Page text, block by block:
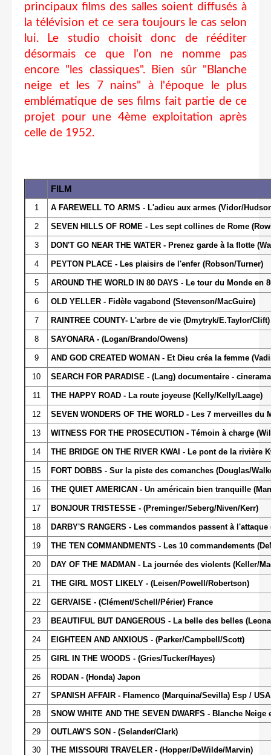
principaux films des salles soient diffusés à
la télévision et ce sera toujours le cas selon
lui. Le studio choisit donc de rééditer
désormais ce que l'on ne nomme pas
encore "les classiques". Bien sûr "Blanche
neige et les 7 nains" à l'époque le plus
emblématique de ses films fait partie de ce
projet pour une 4ème exploitation après
celle de 1952.
FILM
1 A FAREWELL TO ARMS - L'adieu aux armes (Vidor/
2 SEVEN HILLS OF ROME - Les sept collines de Rome
3 DON'T GO NEAR THE WATER - Prenez garde à la flotte
4 PEYTON PLACE - Les plaisirs de l'enfer (Robson/Turner)
5 AROUND THE WORLD IN 80 DAYS - Le tour du Monde en
6 OLD YELLER - Fidèle vagabond (Stevenson/MacGuire)
7 RAINTREE COUNTY- L'arbre de vie (Dmytryk/E.Taylor/Clift)
8 SAYONARA - (Logan/Brando/Owens)
9 AND GOD CREATED WOMAN - Et Dieu créa la femme
10 SEARCH FOR PARADISE - (Lang) documentaire - cinerama
11 THE HAPPY ROAD - La route joyeuse (Kelly/Kelly/Laage)
12 SEVEN WONDERS OF THE WORLD - Les 7 merveilles du
13 WITNESS FOR THE PROSECUTION - Témoin à charge
14 THE BRIDGE ON THE RIVER KWAI - Le pont de la rivière
15 FORT DOBBS - Sur la piste des comanches (Douglas/
16 THE QUIET AMERICAN - Un américain bien tranquille
17 BONJOUR TRISTESSE - (Preminger/Seberg/Niven/Kerr)
18 DARBY'S RANGERS - Les commandos passent à
19 THE TEN COMMANDMENTS - Les 10 commandements
20 DAY OF THE MADMAN - La journée des violents (Keller/
21 THE GIRL MOST LIKELY - (Leisen/Powell/Robertson)
22 GERVAISE - (Clément/Schell/Périer) France
23 BEAUTIFUL BUT DANGEROUS - La belle des belles
24 EIGHTEEN AND ANXIOUS - (Parker/Campbell/Scott)
25 GIRL IN THE WOODS - (Gries/Tucker/Hayes)
26
RODAN - (Honda) Japon
27
SPANISH AFFAIR - Flamenco (Marquina/Sevilla) Esp / USA
28
SNOW WHITE AND THE SEVEN DWARFS - Blanche
29
OUTLAW'S SON - (Selander/Clark)
30
THE MISSOURI TRAVELER - (Hopper/DeWilde/Marvin)